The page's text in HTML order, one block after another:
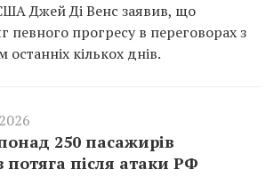
Джей Ді Венс заявив, що
певного прогресу в переговорах з
кількох днів.
250 пасажирів
потяга після атаки РФ